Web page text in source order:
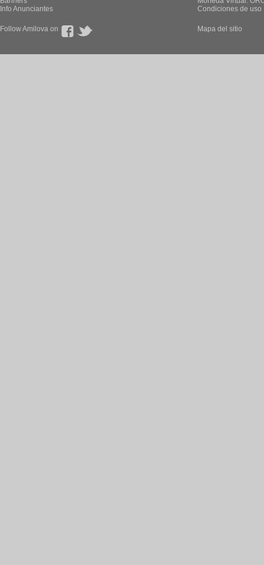
Info Anunciantes
Condiciones de uso
Follow Amilova on Mapa del sitio